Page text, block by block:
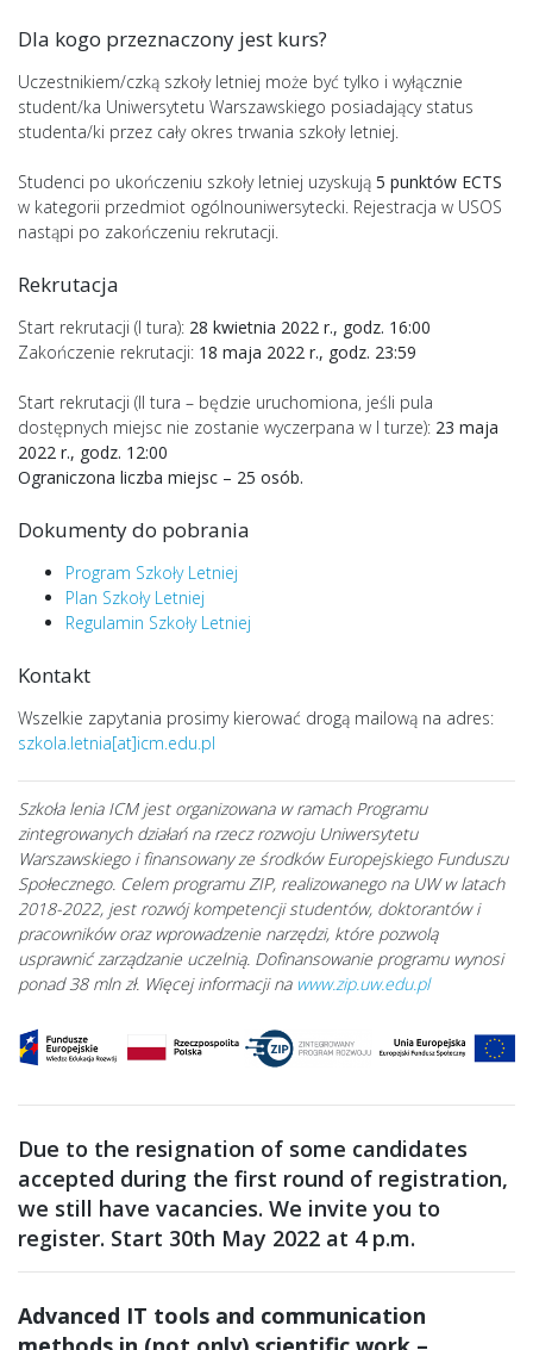
Dla kogo przeznaczony jest kurs?
Uczestnikiem/czką szkoły letniej może być tylko i wyłącznie
student/ka Uniwersytetu Warszawskiego posiadający status
studenta/ki przez cały okres trwania szkoły letniej.
Studenci po ukończeniu szkoły letniej uzyskują 5 punktów ECTS
w kategorii przedmiot ogólnouniwersytecki. Rejestracja w USOS
nastąpi po zakończeniu rekrutacji.
Rekrutacja
Start rekrutacji (I tura): 28 kwietnia 2022 r., godz. 16:00
Zakończenie rekrutacji: 18 maja 2022 r., godz. 23:59
Start rekrutacji (II tura – będzie uruchomiona, jeśli pula
dostępnych miejsc nie zostanie wyczerpana w I turze): 23 maja
2022 r., godz. 12:00
Ograniczona liczba miejsc – 25 osób.
Dokumenty do pobrania
Program Szkoły Letniej
Plan Szkoły Letniej
Regulamin Szkoły Letniej
Kontakt
Wszelkie zapytania prosimy kierować drogą mailową na adres:
szkola.letnia[at]icm.edu.pl
Szkoła lenia ICM jest organizowana w ramach Programu
zintegrowanych działań na rzecz rozwoju Uniwersytetu
Warszawskiego i finansowany ze środków Europejskiego Funduszu
Społecznego. Celem programu ZIP, realizowanego na UW w latach
2018-2022, jest rozwój kompetencji studentów, doktorantów i
pracowników oraz wprowadzenie narzędzi, które pozwolą
usprawnić zarządzanie uczelnią. Dofinansowanie programu wynosi
ponad 38 mln zł. Więcej informacji na www.zip.uw.edu.pl
Due to the resignation of some candidates
accepted during the first round of registration,
we still have vacancies. We invite you to
register. Start 30th May 2022 at 4 p.m.
Advanced IT tools and communication